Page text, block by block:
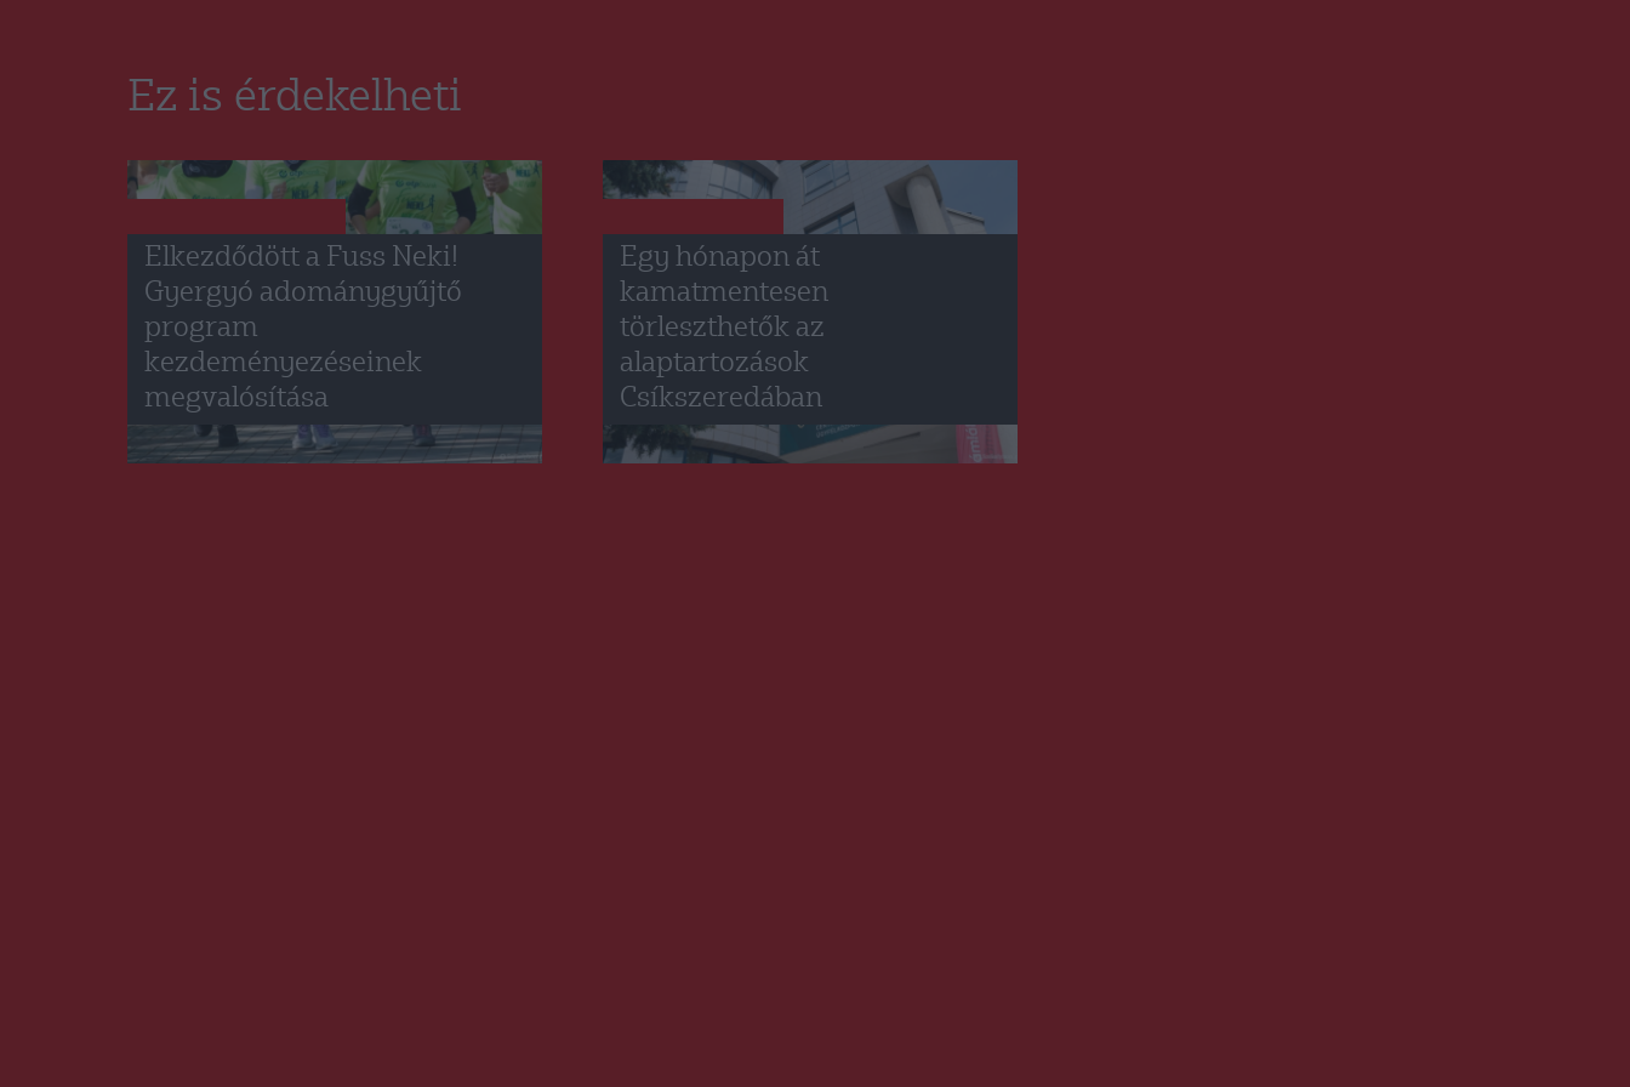
Ez is érdekelheti
Elkezdődött a Fuss Neki!
Gyergyó adománygyűjtő
program
kezdeményezéseinek
megvalósítása
Egy hónapon át
kamatmentesen
törleszthetők az
alaptartozások
Csíkszeredában